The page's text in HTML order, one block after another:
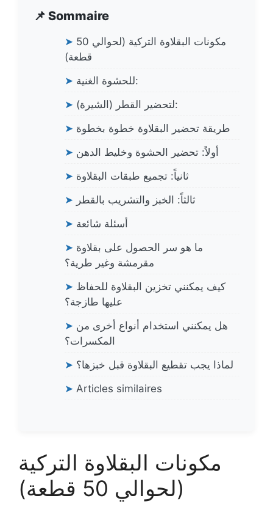
📌 Sommaire
➤ مكونات البقلاوة التركية (لحوالي 50
قطعة)
➤
للحشوة الغنية:
➤
لتحضير القطر (الشيرة):
➤ طريقة تحضير البقلاوة خطوة بخطوة
➤ أولاً: تحضير الحشوة وخليط الدهن
➤ ثانياً: تجميع طبقات البقلاوة
➤ ثالثاً: الخبز والتشريب بالقطر
➤ أسئلة شائعة
➤ ما هو سر الحصول على بقلاوة
مقرمشة وغير طرية؟
➤ كيف يمكنني تخزين البقلاوة للحفاظ
عليها طازجة؟
➤ هل يمكنني استخدام أنواع أخرى من
المكسرات؟
➤ لماذا يجب تقطيع البقلاوة قبل خبزها؟
➤ Articles similaires
مكونات البقلاوة التركية
(لحوالي 50 قطعة)